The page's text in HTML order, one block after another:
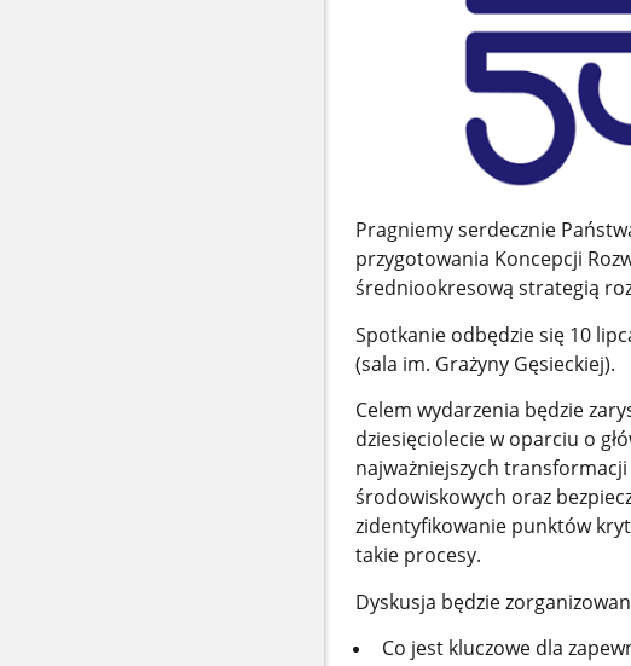
Pragniemy serdecznie
przygotowania Koncepcji
średniookresową strategią
Spotkanie odbędzie się 10
(sala im. Grażyny Gęsieckiej).
Celem wydarzenia będzie
dziesięciolecie w oparciu o
najważniejszych
środowiskowych oraz
zidentyfikowanie punktów
takie procesy.
Dyskusja będzie
Co jest kluczowe dla